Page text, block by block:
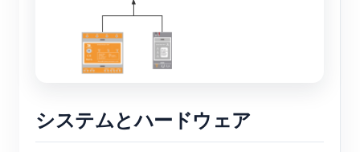
システムとハードウェア